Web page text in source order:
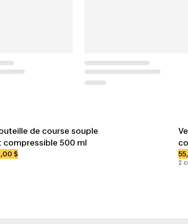
de course souple
compressible 500 ml
$
2